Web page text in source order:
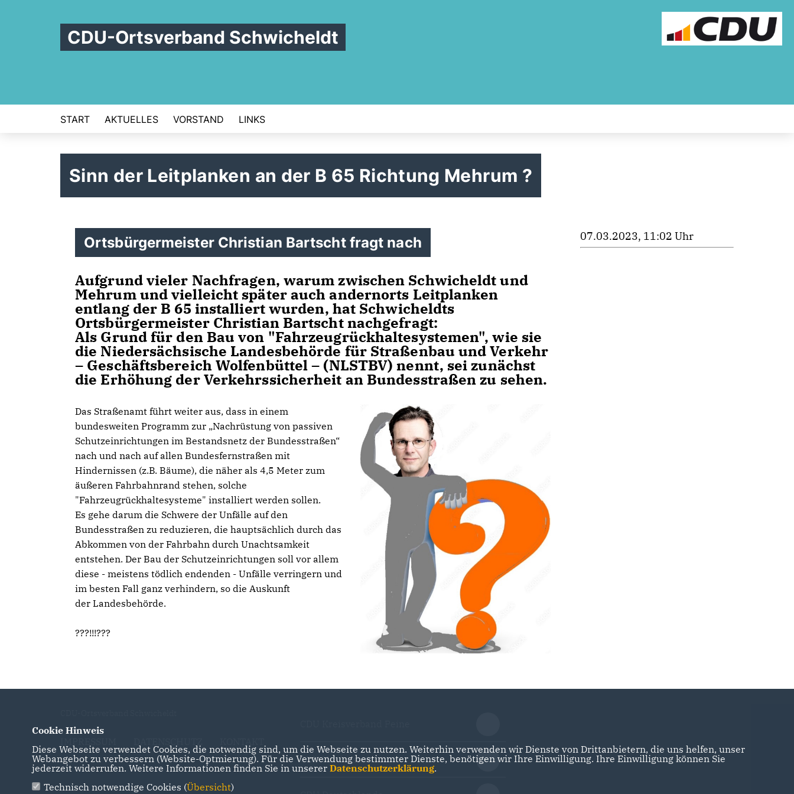
CDU-Ortsverband Schwicheldt
START AKTUELLES VORSTAND LINKS
Sinn der Leitplanken an der B 65 Richtung Mehrum ?
Ortsbürgermeister Christian Bartscht fragt nach
Aufgrund vieler Nachfragen, warum zwischen Schwicheldt und
Mehrum und vielleicht später auch andernorts Leitplanken
entlang der B 65 installiert wurden, hat Schwicheldts
Ortsbürgermeister Christian Bartscht nachgefragt:
Als Grund für den Bau von "Fahrzeugrückhaltesystemen", wie sie
die Niedersächsische Landesbehörde für Straßenbau und Verkehr
– Geschäftsbereich Wolfenbüttel – (NLSTBV) nennt, sei zunächst
die Erhöhung der Verkehrssicherheit an Bundesstraßen zu sehen.
Das Straßenamt führt weiter aus, dass in einem
bundesweiten Programm zur „Nachrüstung von passiven
Schutzeinrichtungen im Bestandsnetz der Bundesstraßen“
nach und nach auf allen Bundesfernstraßen mit
Hindernissen (z.B. Bäume), die näher als 4,5 Meter zum
äußeren Fahrbahnrand stehen, solche
"Fahrzeugrückhaltesysteme" installiert werden sollen.
Es gehe darum die Schwere der Unfälle auf den
Bundesstraßen zu reduzieren, die hauptsächlich durch das
Abkommen von der Fahrbahn durch Unachtsamkeit
entstehen. Der Bau der Schutzeinrichtungen soll vor allem
diese - meistens tödlich endenden - Unfälle verringern und
im besten Fall ganz verhindern, so die Auskunft
der Landesbehörde.
???!!!???
07.03.2023, 11:02 Uhr
CDU Niedersachsen
Cookie Hinweis
Diese Webseite verwendet Cookies, die notwendig sind, um die Webseite zu nutzen. Weiterhin verwenden wir Dienste von Drittanbietern, die uns helfen, unser
Webangebot zu verbessern (Website-Optmierung). Für die Verwendung bestimmter Dienste, benötigen wir Ihre Einwilligung. Ihre Einwilligung können Sie
jederzeit widerrufen. Weitere Informationen finden Sie in unserer Datenschutzerklärung.
Technisch notwendige Cookies (Übersicht)